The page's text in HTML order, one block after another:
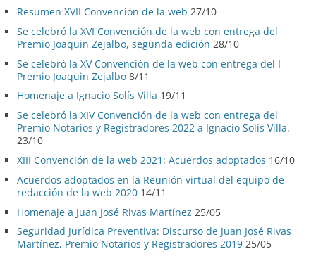
Resumen XVII Convención de la web 27/10
Se celebró la XVI Convención de la web con entrega del
Premio Joaquin Zejalbo, segunda edición 28/10
Se celebró la XV Convención de la web con entrega del I
Premio Joaquin Zejalbo 8/11
Homenaje a Ignacio Solís Villa 19/11
Se celebró la XIV Convención de la web con entrega del
Premio Notarios y Registradores 2022 a Ignacio Solís Villa.
23/10
XIII Convención de la web 2021: Acuerdos adoptados 16/10
Acuerdos adoptados en la Reunión virtual del equipo de
redacción de la web 2020 14/11
Homenaje a Juan José Rivas Martínez 25/05
Seguridad Jurídica Preventiva: Discurso de Juan José Rivas
Martínez, Premio Notarios y Registradores 2019 25/05